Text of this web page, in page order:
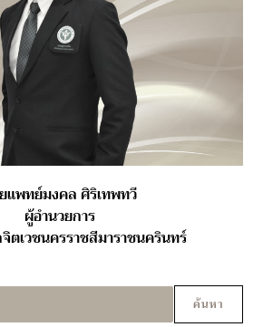
แพทย์มงคล ศิริเทพทวี
ผู้อำนวยการ
ตเวชนครราชสีมาราชนครินทร์
ค้นหา